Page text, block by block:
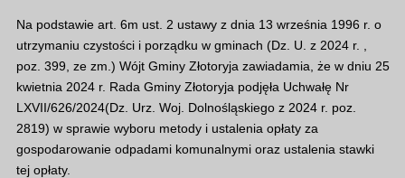
Na podstawie art. 6m ust. 2 ustawy z dnia 13 września 1996 r. o
utrzymaniu czystości i porządku w gminach (Dz. U. z 2024 r. ,
poz. 399, ze zm.) Wójt Gminy Złotoryja zawiadamia, że w dniu 25
kwietnia 2024 r. Rada Gminy Złotoryja podjęła Uchwałę Nr
LXVII/626/2024(Dz. Urz. Woj. Dolnośląskiego z 2024 r. poz.
2819) w sprawie wyboru metody i ustalenia opłaty za
gospodarowanie odpadami komunalnymi oraz ustalenia stawki
tej opłaty.